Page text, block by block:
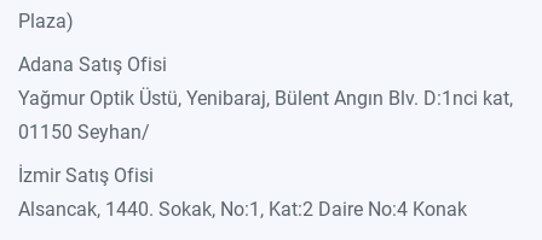
Plaza)
Adana Satış Ofisi
Yağmur Optik Üstü, Yenibaraj, Bülent Angın Blv. D:1nci kat,
01150 Seyhan/
İzmir Satış Ofisi
Alsancak, 1440. Sokak, No:1, Kat:2 Daire No:4 Konak